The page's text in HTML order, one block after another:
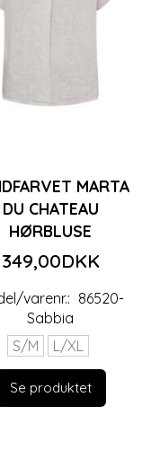
MARTA
DU CHATEAU
HØRBLUSE
349,00DKK
varenr.: 86520-
Sabbia
S/M
L/XL
Se produktet